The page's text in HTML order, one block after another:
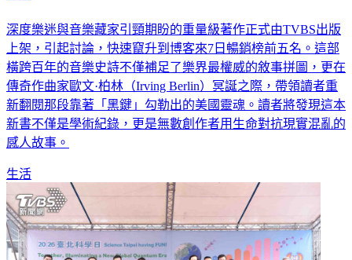
深度樂迷與音樂藏家引頸期盼的重量級著作正式由TVBS出版
上架，引起討論，快速竄升到博客來7日暢銷榜前五名。這部
橫跨百年的音樂史詩不僅補足了樂界最權威的敘事拼圖，更在
傳奇作曲家歐文·柏林（Irving Berlin）冥誕之際，帶領讀者重
新翻閱那段靠著「黑鍵」勾勒出的美國靈魂。讀者將發現這本
新書不僅是學術紀錄，更是無數創作者用生命對抗現實混亂的
感人故事。
生活